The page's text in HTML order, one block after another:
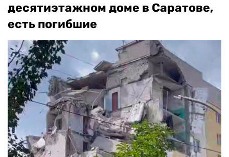
десятиэтажном доме в Саратове,
есть погибшие